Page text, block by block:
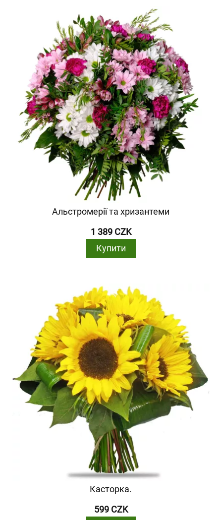
Альстромерії та хризантеми
1 389 CZK
Купити
Касторка.
599 CZK